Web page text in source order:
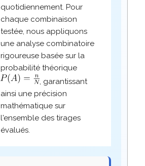
quotidiennement. Pour
chaque combinaison
testée, nous appliquons
une analyse combinatoire
rigoureuse basée sur la
probabilité théorique
, garantissant
ainsi une précision
mathématique sur
l'ensemble des tirages
évalués.